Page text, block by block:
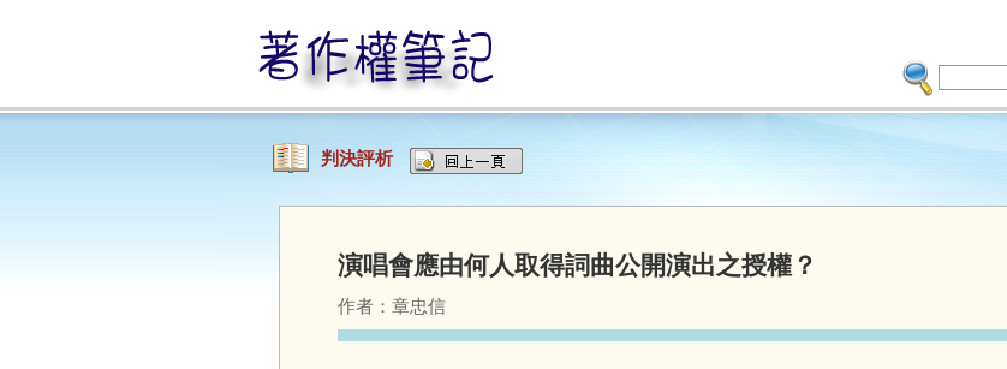
判決評析
演唱會應由何人取得詞曲公開演出之授權？
作者： 章忠信